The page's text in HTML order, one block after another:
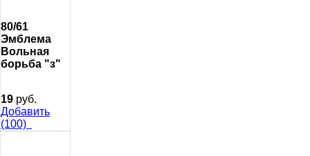
80/61
Эмблема
Вольная
борьба "з"
19 руб.
Добавить
(100)